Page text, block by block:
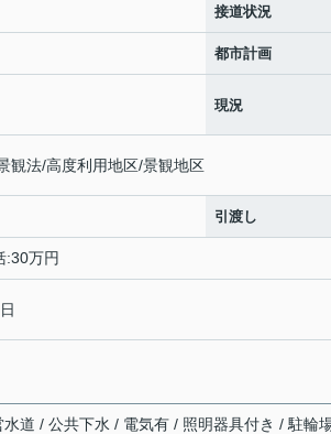
接道状況
都市計画
現況
観法/高度利用地区/景観地区
引渡し
:30万円
道 / 公共下水 / 電気有 / 照明器具付き / 駐輪